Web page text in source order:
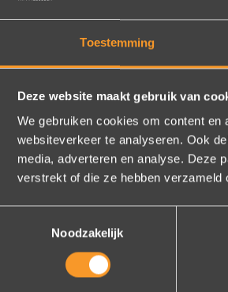
Toestemming
Deze website maakt gebruik van
We gebruiken cookies om content
websiteverkeer te analyseren. Ook
media, adverteren en analyse. Deze
verstrekt of die ze hebben
Noodzakelijk
In de ban van uw
altijd zo vriendelijk, het
verstellen en er een